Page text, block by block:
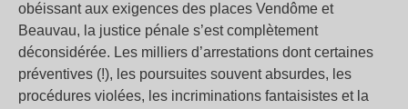
obéissant aux exigences des places Vendôme et
Beauvau, la justice pénale s’est complètement
déconsidérée. Les milliers d’arrestations dont certaines
préventives (!), les poursuites souvent absurdes, les
procédures violées, les incriminations fantaisistes et la